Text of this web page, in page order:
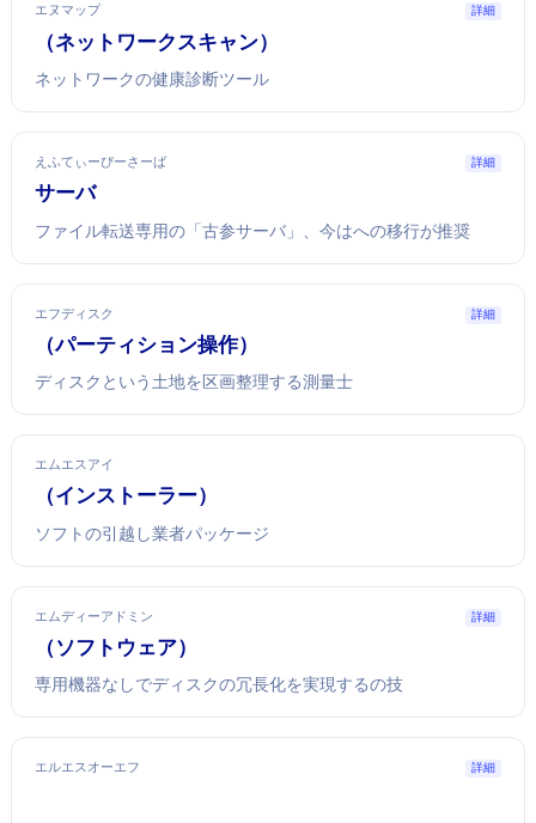
エヌマップ 詳細
nmap（ネットワークスキャン）
ネットワークの健康診断ツール
えふてぃーぴーさーば 詳細
FTPサーバ
ファイル転送専用の「古参サーバ」、今はSFTPへの移行が推奨
エフディスク 詳細
fdisk（パーティション操作）
ディスクという土地を区画整理する測量士
エムエスアイ
MSI（Windowsインストーラー）
ソフトの引越し業者パッケージ
エムディーアドミン 詳細
mdadm（ソフトウェアRAID）
専用機器なしでディスクの冗長化を実現するLinuxの技
エルエスオーエフ 詳細